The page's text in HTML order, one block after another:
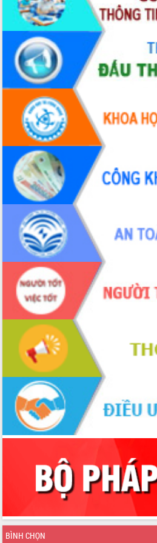
hiện nhiệm vụ quản lý tài sản công
hàng tuần
Tháo gỡ những vướng mắc, đẩy mạnh
công tác cải cách thủ tục hành chính
tại Trung tâm Phục vụ hành chính
công tỉnh
Đắk Lắk: Tôn vinh 46 giải pháp tại Hội
thi Sáng tạo Kỹ thuật 2024 - 2025
Đắk Lắk rà soát, điều chỉnh Đề án 190
về phát triển nuôi trồng thủy sản
Phó Chủ tịch UBND tỉnh Đắk Lắk
Trương Công Thái kiểm tra thực địa
Dự án cao tốc Khánh Hòa - Buôn Ma
Thuột
Định vị cà phê Việt Nam như một “di
sản sống” trong dòng chảy toàn cầu
Xây dựng nông thôn mới: Nâng cao đời
sống người dân từ những mô hình thiết
thực
Quyết liệt tháo gỡ vướng mắc, đẩy
nhanh tiến độ các dự án trọng điểm
trong Khu kinh tế Nam Phú Yên
Hòn Yến phát triển du lịch gắn với bảo
tồn biển
Lấy ý kiến điều chỉnh Quy hoạch tỉnh
Đắk Lắk thời kỳ 2021-2030, tầm nhìn
đến năm 2050
Phát động chiến dịch 30 ngày đêm
giải phóng mặt bằng Tuyến đường bộ
ven biển
Đắk Lắk nỗ lực thúc đẩy tăng trưởng
kinh tế từ 10% trở lên trong Quý
II/2026
Đắk Lắk ký kết thỏa thuận hợp tác về
chuyển đổi số giai đoạn 2026 – 2030
với Tập đoàn Bưu chính Viễn thông
Thứ trưởng Bộ Y tế làm việc với tỉnh
cho trạm y tế cấp xã
Du lịch Đắk Lắk nâng tầm trải nghiệm
BÌNH CHỌN